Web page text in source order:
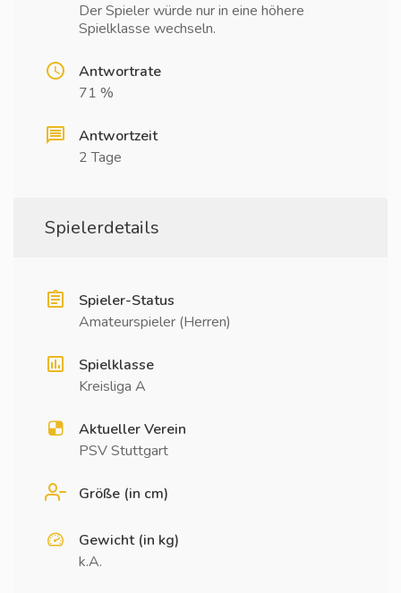
Der Spieler würde nur in eine höhere
Spielklasse wechseln.
Antwortrate
71 %
Antwortzeit
2 Tage
Spielerdetails
Spieler-Status
Amateurspieler (Herren)
Spielklasse
Kreisliga A
Aktueller Verein
PSV Stuttgart
Größe (in cm)
Gewicht (in kg)
k.A.